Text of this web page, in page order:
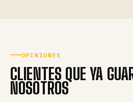
OPINIONES
CLIENTES QUE YA
NOSOTROS